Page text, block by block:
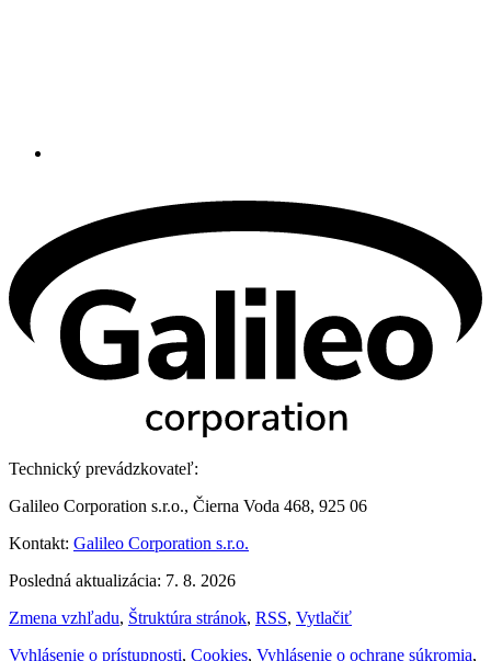
Technický prevádzkovateľ:
Galileo Corporation s.r.o., Čierna Voda 468, 925 06
Kontakt: Galileo Corporation s.r.o.
Posledná aktualizácia: 7. 8. 2026
Zmena vzhľadu, Štruktúra stránok, RSS, Vytlačiť
Vyhlásenie o prístupnosti, Cookies, Vyhlásenie o ochrane súkromia,